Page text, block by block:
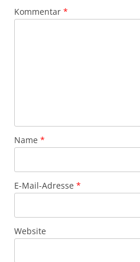
Kommentar *
Name *
E-Mail-Adresse *
Website